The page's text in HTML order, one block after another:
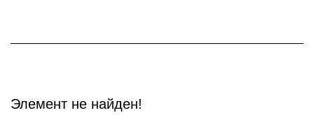
Элемент не найден!